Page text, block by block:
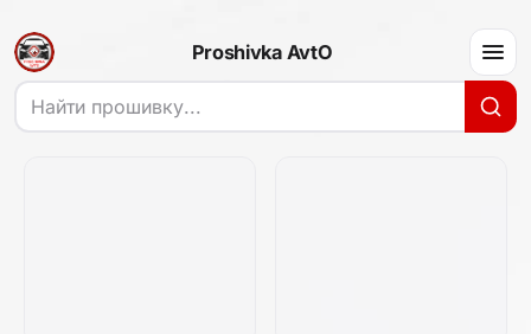
Proshivka AvtO